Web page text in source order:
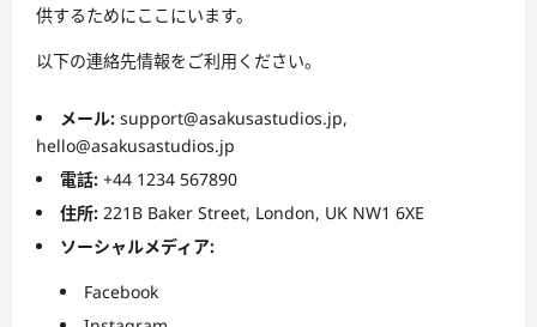
供するためにここにいます。
以下の連絡先情報をご利用ください。
メール: support@asakusastudios.jp,
hello@asakusastudios.jp
電話: +44 1234 567890
住所: 221B Baker Street, London, UK NW1 6XE
ソーシャルメディア:
Facebook